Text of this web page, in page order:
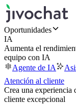
Oportunidades
IA
Aumenta el
equipo con IA
Agente de IA
Atención al cliente
Crea una experiencia
cliente excepcional